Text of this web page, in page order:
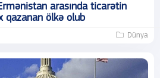
arasında ticarətin
qazanan ölkə olub
Dünya